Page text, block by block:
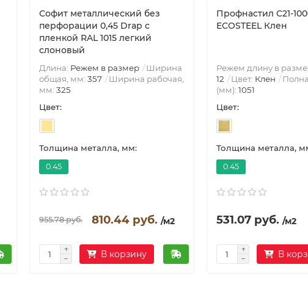
Софит металлический без
перфорации 0,45 Drap с
пленкой RAL 1015 легкий
слоновый
Длина: Режем в размер
Ширина
общая, мм: 357
Ширина рабочая,
мм: 325
Цвет:
Толщина металла, мм:
0.45
955.78 руб. 810.44 руб. /м2
В корзину
Профнастил C21-
ECOSTEEL Клен
Режем длину в
12
Цвет: Клен
(мм): 1051
Цвет:
Толщина металла,
0.45
531.07 руб. /м2
В